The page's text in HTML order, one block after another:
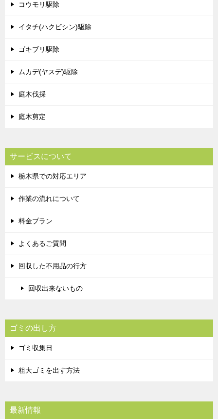
コウモリ駆除
イタチ(ハクビシン)駆除
ゴキブリ駆除
ムカデ(ヤスデ)駆除
庭木伐採
庭木剪定
サービスについて
栃木県での対応エリア
作業の流れについて
料金プラン
よくあるご質問
回収した不用品の行方
回収出来ないもの
ゴミの出し方
ゴミ収集日
粗大ゴミを出す方法
最新情報